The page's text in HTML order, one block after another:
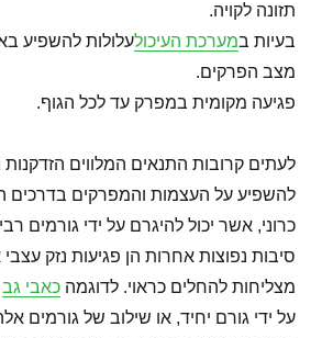
תזונה לקויה.
בעיות במערכת העיכולעלולות להשפיע
מצב הפרקים.
פגיעה מקומית במפרק עד לכל הגוף.
לעתים קרובות התנאים המלווים הזדקנות
להשפיע על העצמות והמפרקים בדרכים
כרוני, אשר יכול להיגרם על ידי גורמים
סיבות נפוצות אחרות הן פגיעות נזק עצבי
מצליחות להחלים כראוי. לדוגמהכאבי גב
על ידי גורם יחיד, או שילוב של גורמים